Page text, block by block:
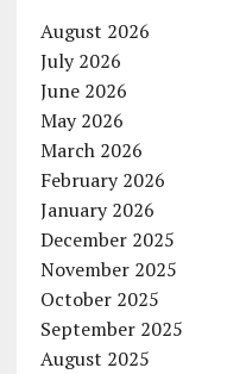
August 2026
July 2026
June 2026
May 2026
March 2026
February 2026
January 2026
December 2025
November 2025
October 2025
September 2025
August 2025